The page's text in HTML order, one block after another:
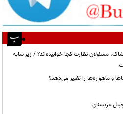
مسئولان نظارت کجا خوابیده‌اند؟ / زیر سایه
و ماهواره‌ها را تغییر می‌دهد؟
عربستان